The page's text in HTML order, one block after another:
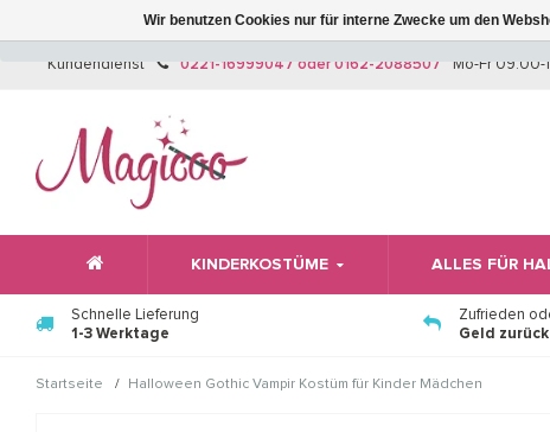
Kundendienst 0221-16999047 oder 0162-2088507 Mo-Fr 09:00-
KINDERKOSTÜME ALLES FÜR
Schnelle Lieferung
1-3 Werktage
Zufrieden
Geld zurück
Startseite / Halloween Gothic Vampir Kostüm für Kinder Mädchen
Wir benutzen Cookies nur für interne Zwecke um den